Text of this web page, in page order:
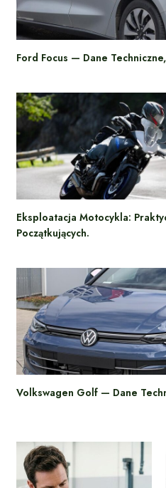
Ford Focus — Dane
Eksploatacja Motocykla:
Początkujących.
Volkswagen Golf — Dane